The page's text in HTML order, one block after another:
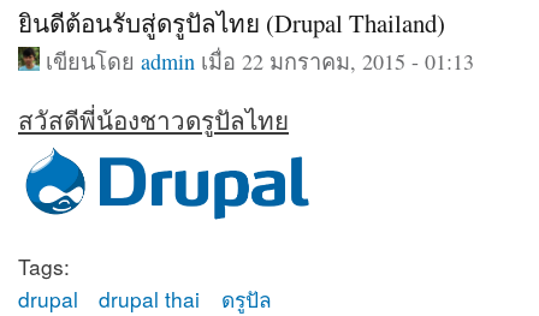
ยินดีต้อนรับสู่ดรูปัลไทย (Drupal Thailand)
เขียนโดยadmin เมื่อ 22 มกราคม, 2015 - 01:13
สวัสดีพี่น้องชาวดรูปัลไทย
Tags:
drupal
drupal thai
ดรูปัล